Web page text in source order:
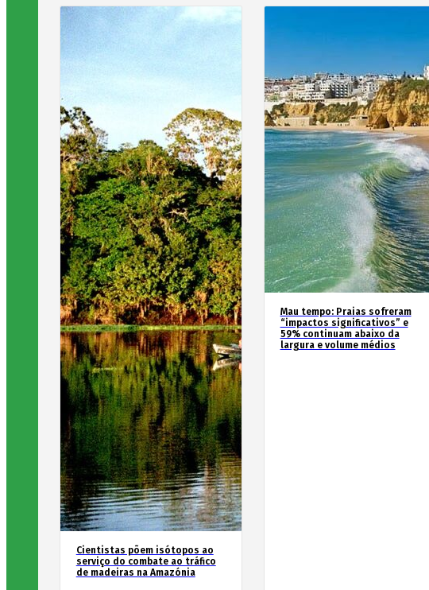
Cientistas põem isótopos ao
serviço do combate ao tráfico
de madeiras na Amazónia
Mau tempo: Praias sofreram
“impactos significativos” e
59% continuam abaixo da
largura e volume médios